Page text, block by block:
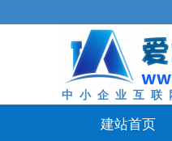
中 小 企 业 互 联
建站首页